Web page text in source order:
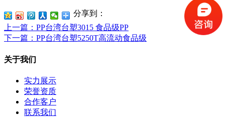
分享到：
上一篇 ：PP台湾台塑3015 食品级PP
下一篇 ：PP台湾台塑5250T高流动食品级
关于我们
实力展示
荣誉资质
合作客户
联系我们